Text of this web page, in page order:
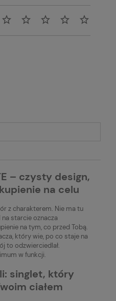
– czysty design,
na celu
z charakterem. Nie ma tu
starcie oznacza
na tym, co przed Tobą.
który wie, po co staje na
to odzwierciedlał.
w funkcji.
singlet, który
ciałem